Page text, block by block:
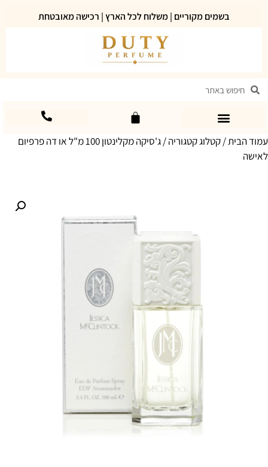
בשמים מקוריים | משלוח לכל הארץ | רכישה מאובטחת
עמוד הבית/קטלוג קטגוריה
/ ג'סיקה מקלינטון 100 מ"ל או דה פרפיום
לאישה